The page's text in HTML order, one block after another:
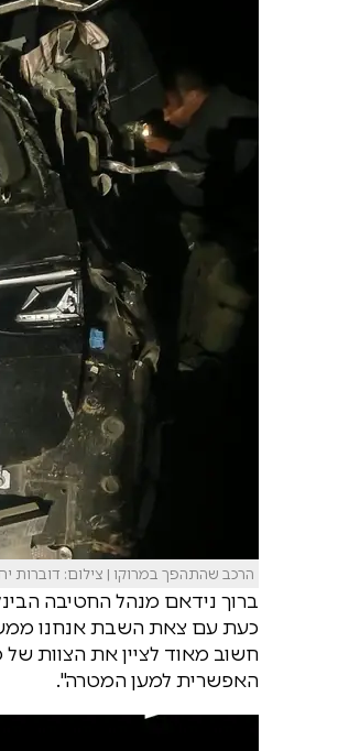
הרכב שהתהפך במרוקו | צילום: דוברות
ברוך נידאם מנהל החטיבה
כעת עם צאת השבת אנחנו
חשוב מאוד לציין את הצוות
האפשרית למען המטרה".